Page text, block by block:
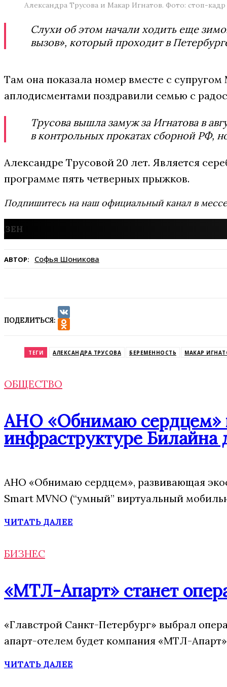
Александра Трусова и Макар Игнатов. Фото: стоп-
Слухи об этом начали ходить еще
вызов», который проходит в
Там она показала номер вместе с
аплодисментами поздравили семью с
Трусова вышла замуж за Игнатова в
в контрольных прокатах сборной РФ,
Александре Трусовой 20 лет. Является
программе пять четверных прыжков.
Подпишитесь на наш официальный канал в
АВТОР: Софья Шоникова
ПОДЕЛИТЬСЯ:
VK
ТЕГИ АЛЕКСАНДРА ТРУСОВА БЕРЕМЕННОСТЬ МАКАР
ОБЩЕСТВО
АНО «Обнимаю сердцем»
инфраструктуре
АНО «Обнимаю сердцем», развивающая
Smart MVNO (“умный” виртуальный
ЧИТАТЬ ДАЛЕЕ
БИЗНЕС
«МТЛ-Апарт» станет
«Главстрой Санкт-Петербург» выбрал
апарт-отелем будет компания «МТЛ-
ЧИТАТЬ ДАЛЕЕ